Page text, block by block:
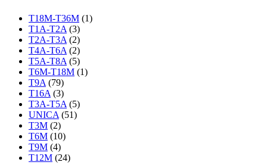
T18M-T36M (1)
T1A-T2A (3)
T2A-T3A (2)
T4A-T6A (2)
T5A-T8A (5)
T6M-T18M (1)
T9A (79)
T16A (3)
T3A-T5A (5)
UNICA (51)
T3M (2)
T6M (10)
T9M (4)
T12M (24)